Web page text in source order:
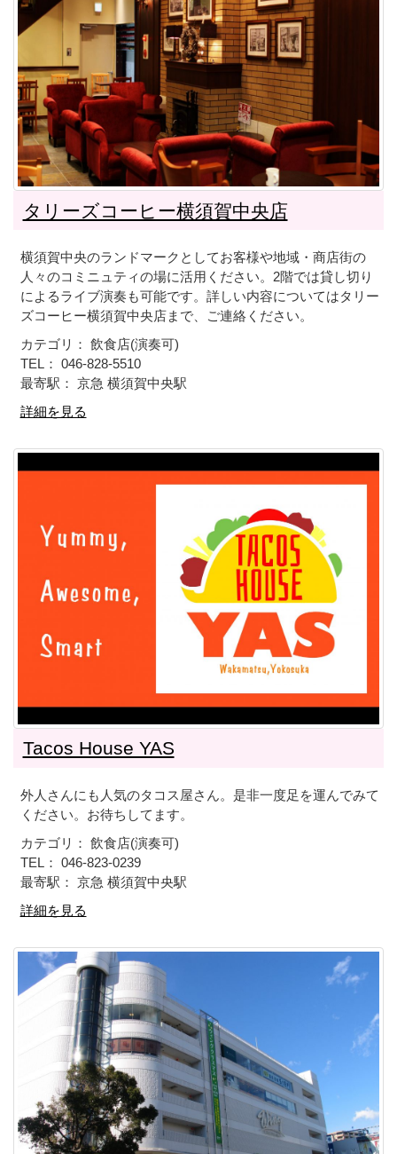
タリーズコーヒー横須賀中央店
横須賀中央のランドマークとしてお客様や地域・商店街の
人々のコミニュティの場に活用ください。2階では貸し切り
によるライブ演奏も可能です。詳しい内容についてはタリー
ズコーヒー横須賀中央店まで、ご連絡ください。
カテゴリ： 飲食店(演奏可)
TEL： 046-828-5510
最寄駅： 京急 横須賀中央駅
詳細を見る
Tacos House YAS
外人さんにも人気のタコス屋さん。是非一度足を運んでみて
ください。お待ちしてます。
カテゴリ： 飲食店(演奏可)
TEL： 046-823-0239
最寄駅： 京急 横須賀中央駅
詳細を見る